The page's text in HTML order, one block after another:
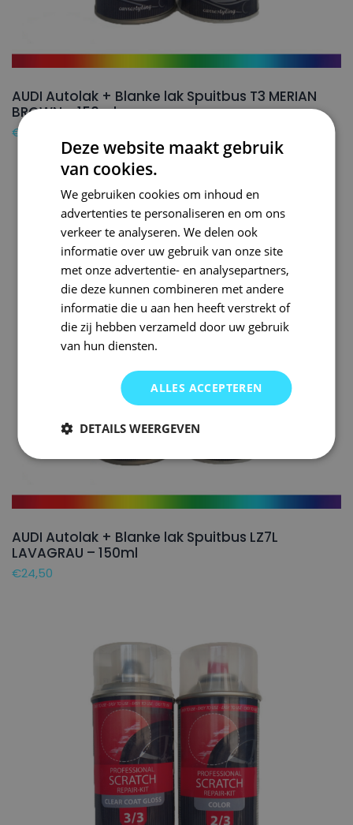
AUDI Autolak + Blanke lak Spuitbus T3 MERIAN
BROWN – 150ml
€
AUDI Autolak + Blanke lak Spuitbus LZ7L
LAVAGRAU – 150ml
€24,50
Deze website maakt gebruik
van cookies.
We gebruiken cookies om inhoud en
advertenties te personaliseren en om ons
verkeer te analyseren. We delen ook
informatie over uw gebruik van onze site
met onze advertentie- en analysepartners,
die deze kunnen combineren met andere
informatie die u aan hen heeft verstrekt of
die zij hebben verzameld door uw gebruik
van hun diensten.
ALLES ACCEPTEREN
DETAILS WEERGEVEN